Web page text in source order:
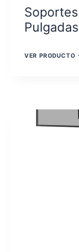
Pulgadas
VER PRODUCTO